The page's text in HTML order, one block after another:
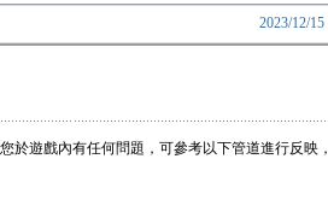
2023/12/15
於遊戲內有任何問題，可參考以下管道進行反映，